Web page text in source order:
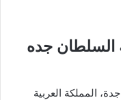
جده
المملكة العربية